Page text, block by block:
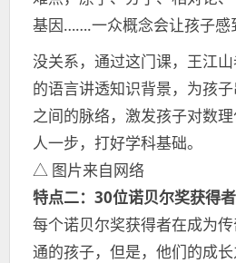
基因…….一众概念会让孩子感
没关系，通过这门课，王江
的语言讲透知识背景，为孩
之间的脉络，激发孩子对数
人一步，打好学科基础。
△ 图片来自网络
特点二：30位诺贝尔奖获得
每个诺贝尔奖获得者在成为
通的孩子，但是，他们的成